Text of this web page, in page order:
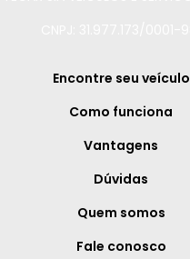
Encontre seu veículo
Como funciona
Vantagens
Dúvidas
Quem somos
Fale conosco